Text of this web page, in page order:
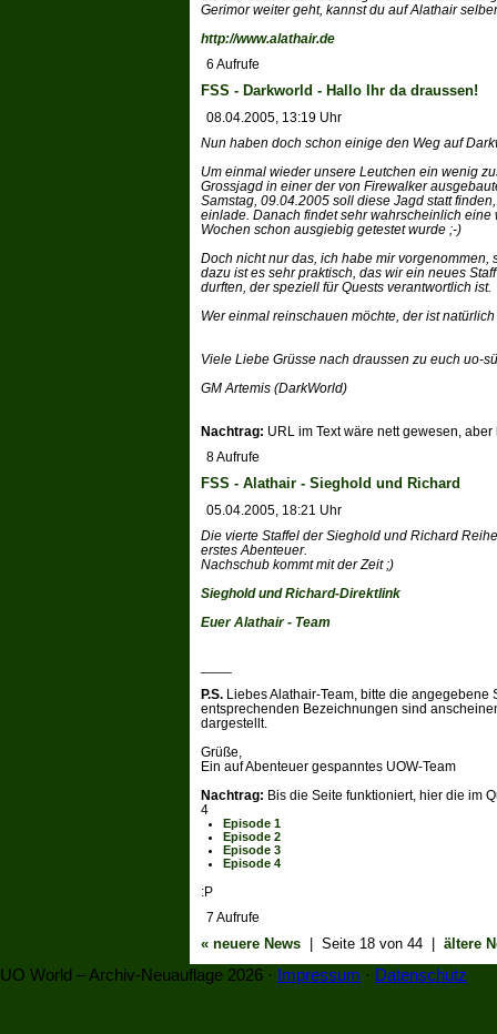
Gerimor weiter geht, kannst du auf Alathair
http://www.alathair.de
6 Aufrufe
FSS - Darkworld - Hallo Ihr da draussen!
08.04.2005, 13:19 Uhr
Nun haben doch schon einige den Weg auf
Um einmal wieder unsere Leutchen ein wenig
Grossjagd in einer der von Firewalker
Samstag, 09.04.2005 soll diese Jagd statt
einlade. Danach findet sehr wahrscheinlich
Wochen schon ausgiebig getestet wurde ;-)
Doch nicht nur das, ich habe mir
dazu ist es sehr praktisch, das wir ein neues
durften, der speziell für Quests verantwortlich ist.
Wer einmal reinschauen möchte, der ist
Viele Liebe Grüsse nach draussen zu euch uo-
GM Artemis (DarkWorld)
Nachtrag: URL im Text wäre nett gewesen,
8 Aufrufe
FSS - Alathair - Sieghold und Richard
05.04.2005, 18:21 Uhr
Die vierte Staffel der Sieghold und Richard
erstes Abenteuer.
Nachschub kommt mit der Zeit ;)
Sieghold und Richard-Direktlink
Euer Alathair - Team
P.S. Liebes Alathair-Team, bitte die
entsprechenden Bezeichnungen sind
dargestellt.
Grüße,
Ein auf Abenteuer gespanntes UOW-Team
Nachtrag: Bis die Seite funktioniert, hier die im
4
Episode 1
Episode 2
Episode 3
Episode 4
:P
7 Aufrufe
« neuere News | Seite 18 von 44 | ältere
UO World – Archiv-Neuauflage 2026 · Impressum · Datenschutz